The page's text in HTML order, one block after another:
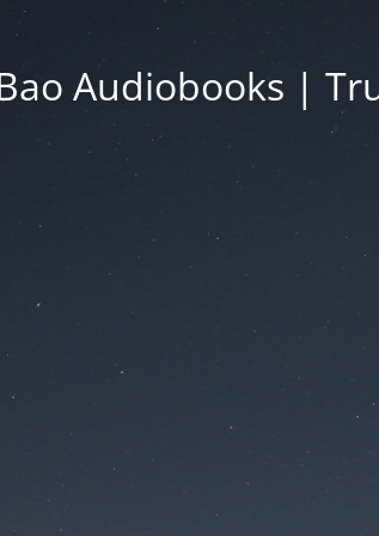
Audiobooks |